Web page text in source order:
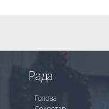
Рада
Голова